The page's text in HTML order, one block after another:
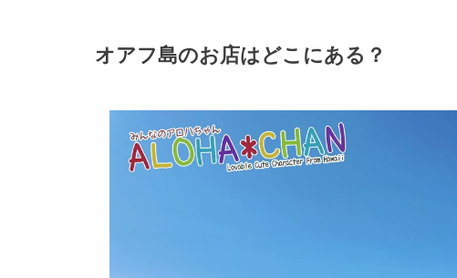
オアフ島のお店はどこにある？